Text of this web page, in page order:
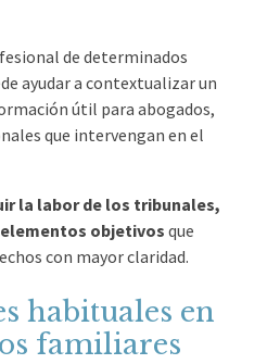
de determinados
ayudar a contextualizar un
útil para abogados,
que intervengan en el
la labor de los tribunales,
objetivos que
con mayor claridad.
habituales en
familiares